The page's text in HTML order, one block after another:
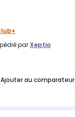
parXeptio
Ajouter au comparateur